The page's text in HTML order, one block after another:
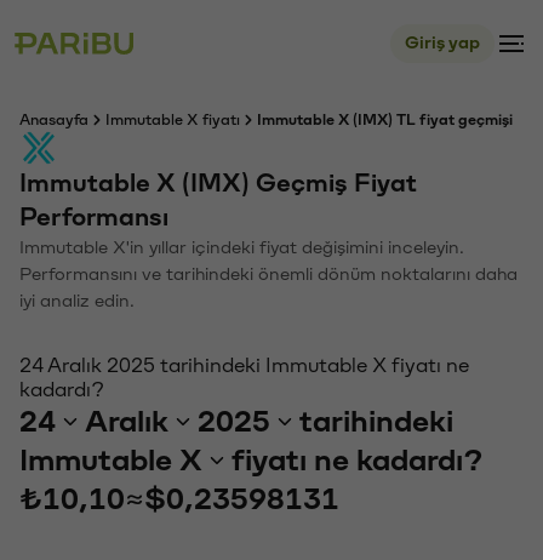
Giriş yap
Anasayfa Immutable X fiyatı Immutable X (IMX) TL fiyat geçmişi
Immutable X (IMX) Geçmiş Fiyat
Performansı
Immutable X'in yıllar içindeki fiyat değişimini inceleyin.
Performansını ve tarihindeki önemli dönüm noktalarını daha
iyi analiz edin.
24 Aralık 2025 tarihindeki Immutable X fiyatı ne
kadardı?
24 Aralık 2025
tarihindeki
Immutable X
fiyatı ne kadardı?
₺10,10≈$0,23598131